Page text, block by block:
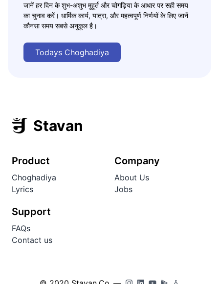
जानें हर दिन के शुभ-अशुभ मुहूर्त और चोगड़िया के आधार पर सही समय
का चुनाव करें। धार्मिक कार्य, यात्रा, और महत्वपूर्ण निर्णयों के लिए जानें
कौनसा समय सबसे अनुकूल है।
Todays Choghadiya
Stavan
Product
Choghadiya
Lyrics
Company
About Us
Jobs
Support
FAQs
Contact us